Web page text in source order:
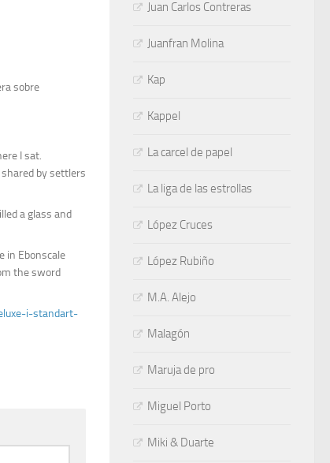
sobre
I sat.
by settlers
a glass and
in Ebonscale
the sword
i-standart-
Juan Carlos Contreras
Juanfran Molina
Kap
Kappel
La carcel de papel
La liga de las estrollas
López Cruces
López Rubiño
M.A. Alejo
Malagón
Maruja de pro
Miguel Porto
Miki & Duarte